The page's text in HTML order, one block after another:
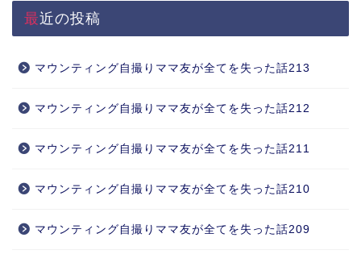
最近の投稿
マウンティング自撮りママ友が全てを失った話213
マウンティング自撮りママ友が全てを失った話212
マウンティング自撮りママ友が全てを失った話211
マウンティング自撮りママ友が全てを失った話210
マウンティング自撮りママ友が全てを失った話209